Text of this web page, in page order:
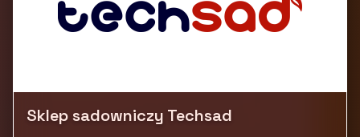
Sklep sadowniczy Techsad